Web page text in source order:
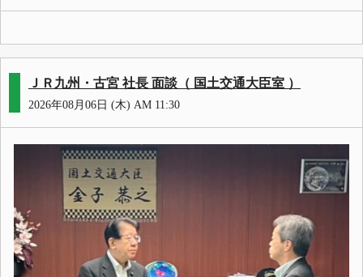
ＪＲ九州・古宮 社長 面談（ 国土交通大臣室 ）
2026年08月06日 (木) AM 11:30